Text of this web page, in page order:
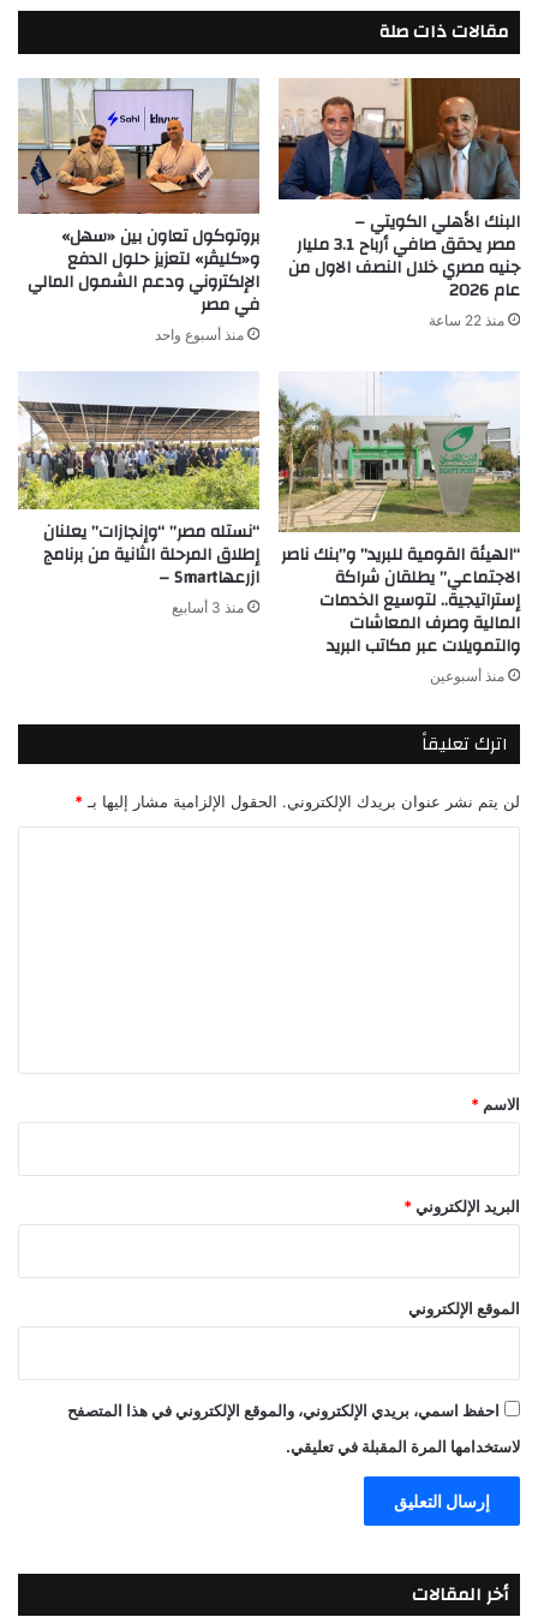
مقالات ذات صلة
البنك الأهلي الكويتي –
مصر يحقق صافي أرباح 3.1 مليار
جنيه مصري خلال النصف الاول من
عام 2026
منذ 22 ساعة
بروتوكول تعاون بين «سهل»
و«كليڤر» لتعزيز حلول الدفع
الإلكتروني ودعم الشمول المالي
في مصر
منذ أسبوع واحد
“الهيئة القومية للبريد” و”بنك ناصر
الاجتماعي” يطلقان شراكة
إستراتيجية.. لتوسيع الخدمات
المالية وصرف المعاشات
والتمويلات عبر مكاتب البريد
منذ أسبوعين
“نستله مصر” “وإنجازات” يعلنان
إطلاق المرحلة الثانية من برنامج
ازرعهاSmart –
منذ 3 أسابيع
اترك تعليقاً
لن يتم نشر عنوان بريدك الإلكتروني. الحقول الإلزامية مشار إليها بـ *
*
الاسم *
البريد الإلكتروني *
الموقع الإلكتروني
احفظ اسمي، بريدي الإلكتروني، والموقع الإلكتروني في هذا المتصفح
لاستخدامها المرة المقبلة في تعليقي.
أخر المقالات